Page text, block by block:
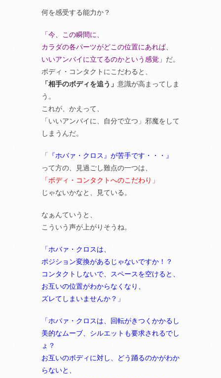
何を感受する能力か？
「今、この瞬間に、
カラダの各パーツがどこの位置にあれば、
いいアンバイに立てるのかという感覚」 だ。
ボディ・コンタクトにこだわると、
「相手のボディを追う」 意識が高まってしま
う。
これが、かえって、
「いいアンバイに、自分で立つ」邪魔をして
しまうんだ。
「
『ホバァ・クロス』が苦手です・・・』
って方の、見過ごし難点の一つは、
「ボディ・コンタクトへのこだわり」
じゃないかなと、見ている。
なぁんていうと、
こういう声が上がりそうね。
「ホバァ・クロスは、
ポジション変換があるじゃないですか！？
コンタクトしないで、スペースを空けると、
お互いの位置がわからなくなり、
ズレてしまいませんか？」
「ホバァ・クロスは、回転がきつくかかるし
美的なムーブ、シルエットも要求されるでし
ょ？
お互いのボディに対し、どう踊るのかがわか
らないと、